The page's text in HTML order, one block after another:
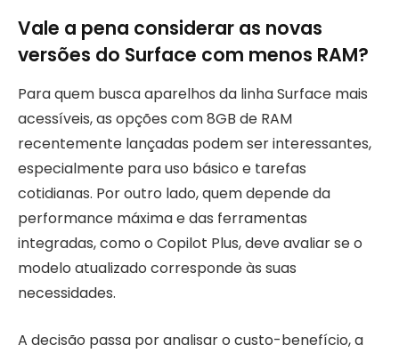
Vale a pena considerar as novas
versões do Surface com menos RAM?
Para quem busca aparelhos da linha Surface mais
acessíveis, as opções com 8GB de RAM
recentemente lançadas podem ser interessantes,
especialmente para uso básico e tarefas
cotidianas. Por outro lado, quem depende da
performance máxima e das ferramentas
integradas, como o Copilot Plus, deve avaliar se o
modelo atualizado corresponde às suas
necessidades.
A decisão passa por analisar o custo-benefício, a